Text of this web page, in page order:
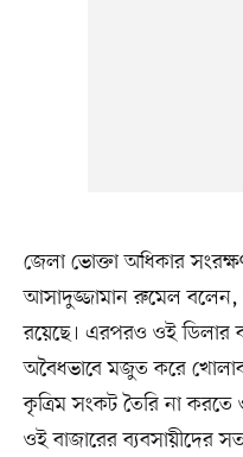
জেলা ভোক্তা অধিকার
আসাদুজ্জামান রুমেল বলেন,
রয়েছে। এরপরও ওই ডিলার
অবৈধভাবে মজুত করে
কৃত্রিম সংকট তৈরি না করতে
ওই বাজারের ব্যবসায়ীদের